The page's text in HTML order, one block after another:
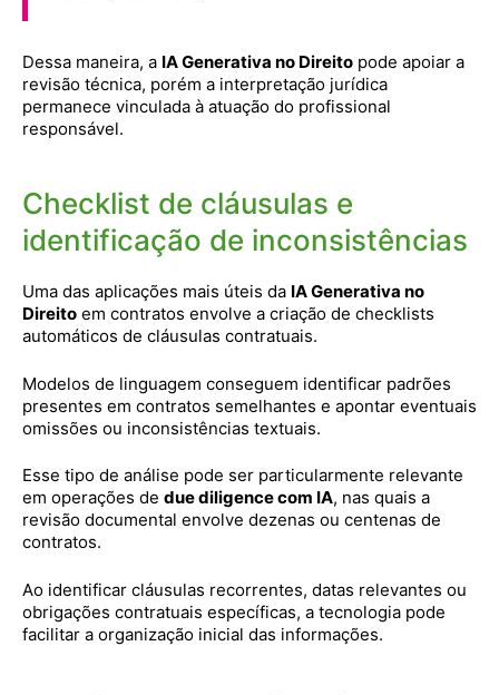
Dessa maneira, a IA Generativa no Direito pode apoiar a
revisão técnica, porém a interpretação jurídica
permanece vinculada à atuação do profissional
responsável.
Checklist de cláusulas e
identificação de inconsistências
Uma das aplicações mais úteis da IA Generativa no
Direito em contratos envolve a criação de checklists
automáticos de cláusulas contratuais.
Modelos de linguagem conseguem identificar padrões
presentes em contratos semelhantes e apontar eventuais
omissões ou inconsistências textuais.
Esse tipo de análise pode ser particularmente relevante
em operações de due diligence com IA, nas quais a
revisão documental envolve dezenas ou centenas de
contratos.
Ao identificar cláusulas recorrentes, datas relevantes ou
obrigações contratuais específicas, a tecnologia pode
facilitar a organização inicial das informações.